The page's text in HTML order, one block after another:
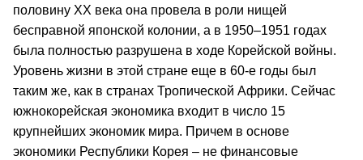
половину ХХ века она провела в роли нищей
бесправной японской колонии, а в 1950–1951 годах
была полностью разрушена в ходе Корейской войны.
Уровень жизни в этой стране еще в 60-е годы был
таким же, как в странах Тропической Африки. Сейчас
южнокорейская экономика входит в число 15
крупнейших экономик мира. Причем в основе
экономики Республики Корея – не финансовые